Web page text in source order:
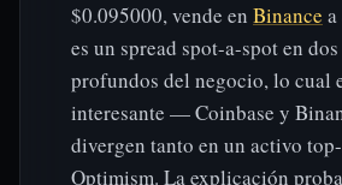
$0.095000, vende en Binance
es un spread spot-a-spot en
profundos del negocio, lo cual
interesante — Coinbase y
divergen tanto en un activo
Optimism. La explicación